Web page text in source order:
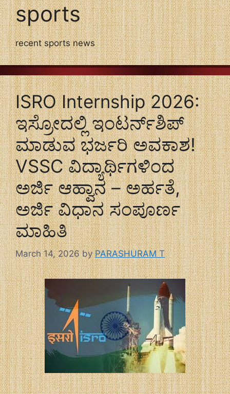
sports
recent sports news
ISRO Internship 2026:
ಇಸ್ರೋದಲ್ಲಿ ಇಂಟರ್ನ್‌ಶಿಪ್
ಮಾಡುವ ಭರ್ಜರಿ ಅವಕಾಶ!
VSSC ವಿದ್ಯಾರ್ಥಿಗಳಿಂದ
ಅರ್ಜಿ ಆಹ್ವಾನ – ಅರ್ಹತೆ,
ಅರ್ಜಿ ವಿಧಾನ ಸಂಪೂರ್ಣ
ಮಾಹಿತಿ
March 14, 2026 byPARASHURAM T